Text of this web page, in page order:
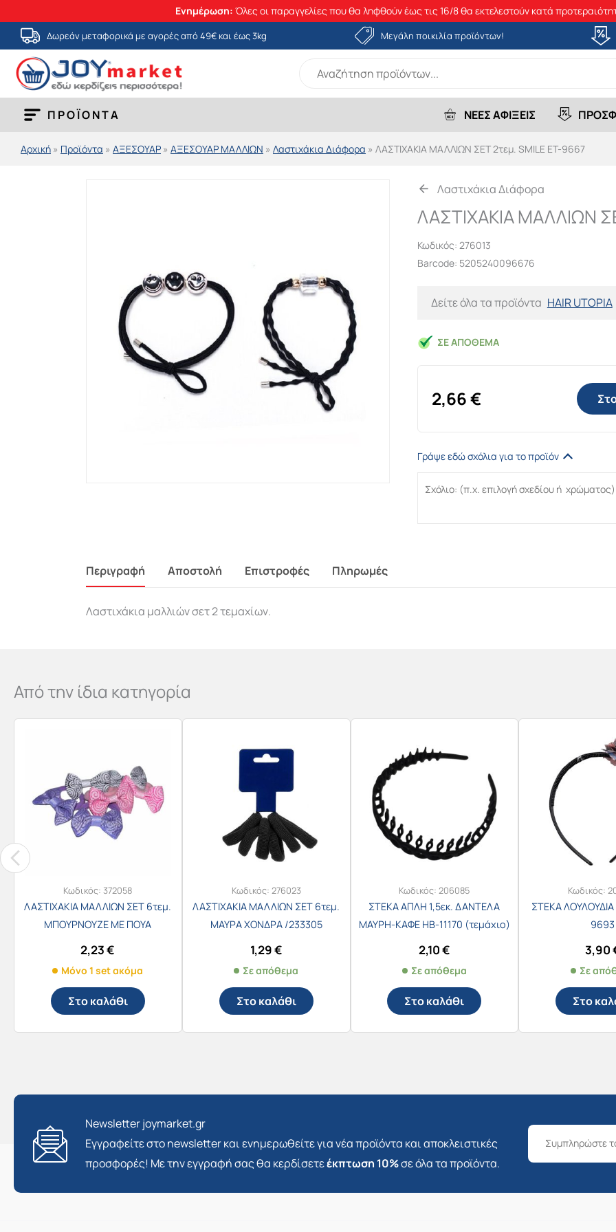
Ενημέρωση: Όλες οι παραγγελίες που θα ληφθούν έως τις 16/8 θα εκτελεστούν κατά
Μετάβαση
στο
περιεχόμενο
Δωρεάν μεταφορικά με αγορές από 49€ και έως 3kg Μεγάλη ποικιλία προϊόντων!
ΠΡΟΪΟΝΤΑ ΝΕΕΣ ΑΦΙΞΕΙΣ
Αρχική » Προϊόντα » ΑΞΕΣΟΥΑΡ » ΑΞΕΣΟΥΑΡ ΜΑΛΛΙΩΝ » Λαστιχάκια Διάφορα » ΛΑΣΤΙΧΑΚΙΑ ΜΑΛΛΙΩΝ ΣΕΤ 2τεμ. SMILE ET-9667
Λαστιχάκια Διάφορα
ΛΑΣΤΙΧΑΚΙΑ ΜΑΛΛΙΩΝ
Κωδικός: 276013
Barcode: 5205240096676
Δείτε όλα τα προϊόντα HAIR UTOPIA
ΣΕ ΑΠΌΘΕΜΑ
2,66€
Γράψε εδώ σχόλια για το προϊόν
Περιγραφή Αποστολή Επιστροφές Πληρωμές
Λαστιχάκια μαλλιών σετ 2 τεμαχίων.
Από την ίδια κατηγορία
Κωδικός:372058
ΛΑΣΤΙΧΑΚΙΑ ΜΑΛΛΙΩΝ ΣΕΤ 6τεμ.
ΜΠΟΥΡΝΟΥΖΕ ΜΕ ΠΟΥΑ
2,23€
Μόνο 1 set ακόμα
Στο καλάθι
Κωδικός: 276023
ΛΑΣΤΙΧΑΚΙΑ ΜΑΛΛΙΩΝ ΣΕΤ 6τεμ.
ΜΑΥΡΑ ΧΟΝΔΡΑ /233305
1,29€
Σε απόθεμα
Στο καλάθι
Κωδικός: 206085
ΣΤΕΚΑ ΑΠΛΗ 1,5εκ. ΔΑΝΤΕΛΑ
ΜΑΥΡΗ-ΚΑΦΕ HB-11170 (τεμάχιο)
2,10€
Σε απόθεμα
Στο καλάθι
Κωδικός:
ΣΤΕΚΑ
9693
3,90
Σε
Στο
Newsletter joymarket.gr
Εγγραφείτε στο newsletter και ενημερωθείτε για νέα προϊόντα και αποκλειστικές
προσφορές! Με την εγγραφή σας θα κερδίσετεέκπτωση 10%σε όλα τα προϊόντα.